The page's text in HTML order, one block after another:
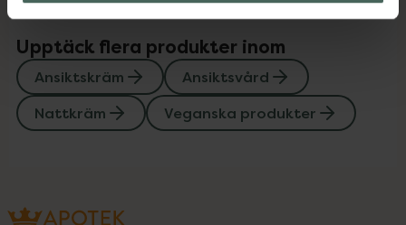
Upptäck flera produkter inom
Ansiktskräm
Ansiktsvård
Nattkräm
Veganska produkter